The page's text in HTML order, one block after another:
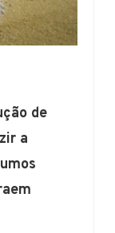
de
a